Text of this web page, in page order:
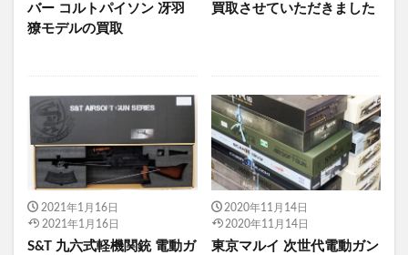
バー コルトパイソン 冴羽
獠モデルの買取
買取させていただきました
2021年1月16日
2021年1月16日
S&T 九六式軽機関銃 電動ガ
2020年11月14日
2020年11月14日
東京マルイ 次世代電動ガン